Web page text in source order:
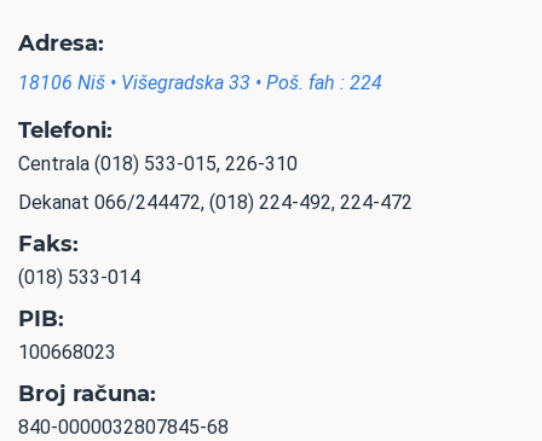
Adresa:
18106 Niš • Višegradska 33 • Poš. fah : 224
Telefoni:
Centrala (018) 533-015, 226-310
Dekanat 066/244472, (018) 224-492, 224-472
Faks:
(018) 533-014
PIB:
100668023
Broj računa:
840-0000032807845-68